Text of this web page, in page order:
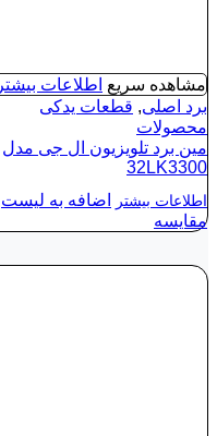
مشاهده سریع اطلاعات بیشتر
برد اصلی, قطعات یدکی
محصولات
مین برد تلویزیون ال جی مدل
32LK3300
اطلاعات بیشتر
اضافه به لیست
مقایسه